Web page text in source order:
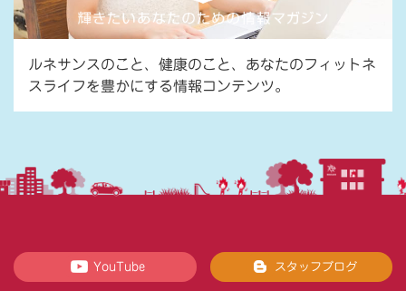
ルネサンスのこと、健康のこと、あなたのフィットネ
スライフを豊かにする情報コンテンツ。
YouTube スタッフブログ